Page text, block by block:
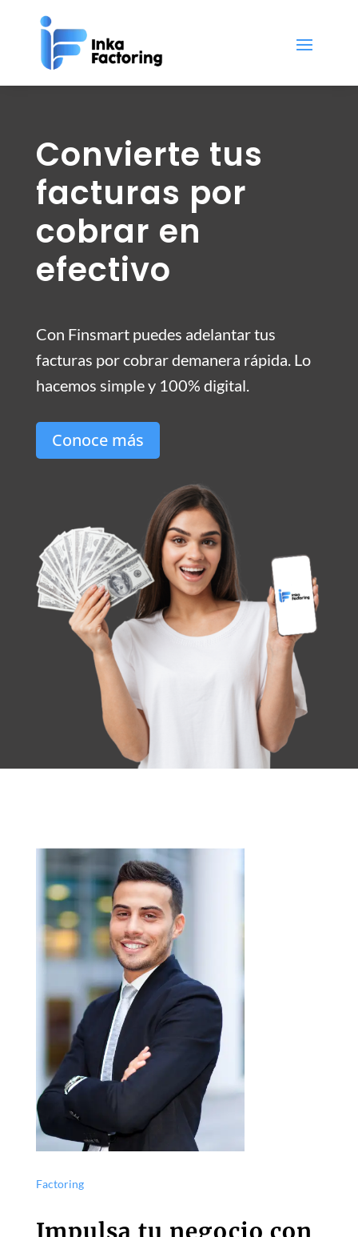
Convierte tus
facturas por
cobrar en
efectivo
Con Finsmart puedes adelantar tus
facturas por cobrar demanera rápida. Lo
hacemos simple y 100% digital.
Conoce más
Factoring